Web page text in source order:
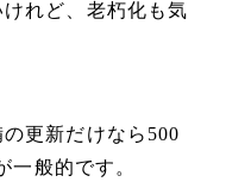
けれど、老朽化も気
更新だけなら500
一般的です。